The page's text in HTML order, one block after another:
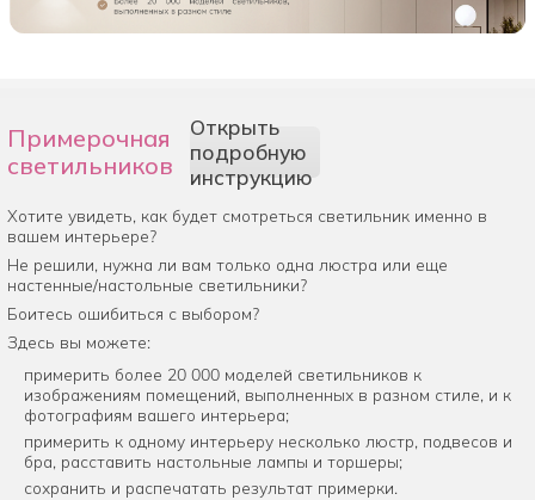
Примерочная
светильников
Открыть
подробную
инструкцию
Хотите увидеть, как будет смотреться светильник именно в
вашем интерьере?
Не решили, нужна ли вам только одна люстра или еще
настенные/настольные светильники?
Боитесь ошибиться с выбором?
Здесь вы можете:
примерить более 20 000 моделей светильников к
изображениям помещений, выполненных в разном стиле, и к
фотографиям вашего интерьера;
примерить к одному интерьеру несколько люстр, подвесов и
бра, расставить настольные лампы и торшеры;
сохранить и распечатать результат примерки.